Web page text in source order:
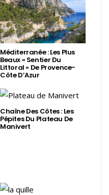
Méditerranée : Les Plus
Beaux « Sentier Du
Littoral » De Provence-
Côte D’Azur
Chaîne Des Côtes : Les
Pépites Du Plateau De
Manivert